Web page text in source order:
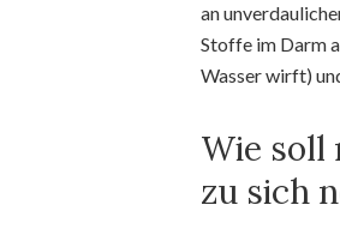
an
Stoffe im Darm
Wasser wirft)
Wie soll
zu sich